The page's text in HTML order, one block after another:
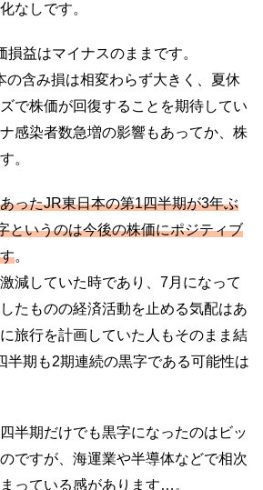
なしです。
益はマイナスのままです。
の含み損は相変わらず大きく、夏休
で株価が回復することを期待してい
感染者数急増の影響もあってか、株
。
ったJR東日本の第1四半期が3年ぶ
というのは今後の株価にポジティブ
。
減していた時であり、7月になって
たものの経済活動を止める気配はあ
旅行を計画していた人もそのまま結
半期も2期連続の黒字である可能性は
半期だけでも黒字になったのはビッ
ですが、海運業や半導体などで相次
っている感があります…。